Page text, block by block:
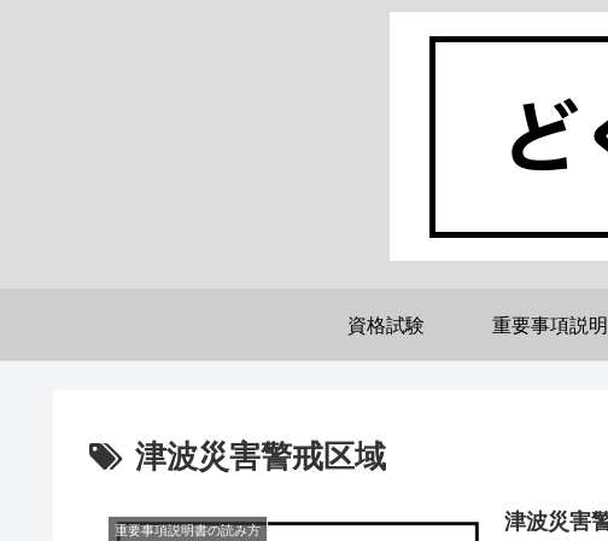
資格試験 重要事項説
津波災害警戒区域
重要事項説明書の読み方 津波災害